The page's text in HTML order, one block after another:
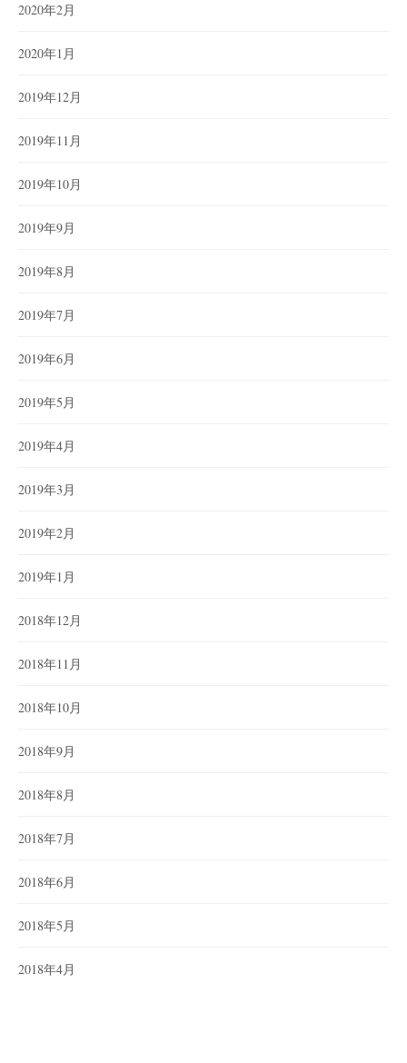
2020年2月
2020年1月
2019年12月
2019年11月
2019年10月
2019年9月
2019年8月
2019年7月
2019年6月
2019年5月
2019年4月
2019年3月
2019年2月
2019年1月
2018年12月
2018年11月
2018年10月
2018年9月
2018年8月
2018年7月
2018年6月
2018年5月
2018年4月